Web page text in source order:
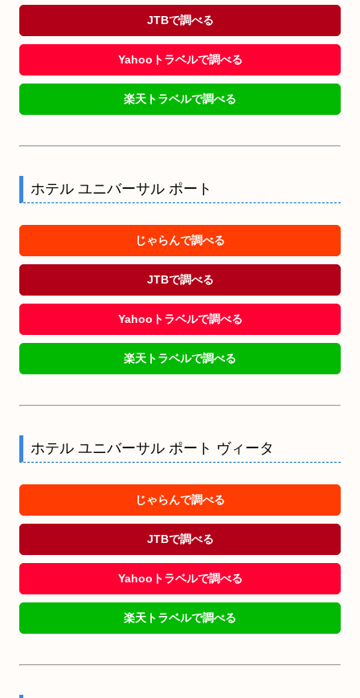
JTBで調べる
Yahooトラベルで調べる
楽天トラベルで調べる
ホテル ユニバーサル ポート
じゃらんで調べる
JTBで調べる
Yahooトラベルで調べる
楽天トラベルで調べる
ホテル ユニバーサル ポート ヴィータ
じゃらんで調べる
JTBで調べる
Yahooトラベルで調べる
楽天トラベルで調べる